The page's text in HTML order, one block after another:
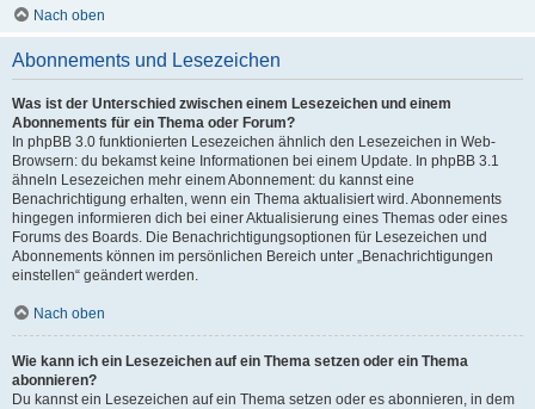
Nach oben
Abonnements und Lesezeichen
Was ist der Unterschied zwischen einem Lesezeichen und einem
Abonnements für ein Thema oder Forum?
In phpBB 3.0 funktionierten Lesezeichen ähnlich den Lesezeichen in Web-
Browsern: du bekamst keine Informationen bei einem Update. In phpBB 3.1
ähneln Lesezeichen mehr einem Abonnement: du kannst eine
Benachrichtigung erhalten, wenn ein Thema aktualisiert wird. Abonnements
hingegen informieren dich bei einer Aktualisierung eines Themas oder eines
Forums des Boards. Die Benachrichtigungsoptionen für Lesezeichen und
Abonnements können im persönlichen Bereich unter „Benachrichtigungen
einstellen“ geändert werden.
Nach oben
Wie kann ich ein Lesezeichen auf ein Thema setzen oder ein Thema
abonnieren?
Du kannst ein Lesezeichen auf ein Thema setzen oder es abonnieren, in dem